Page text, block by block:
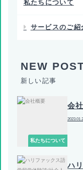
私たちについて
サービスのご紹
新しい記事
私たちについて
会
ハ